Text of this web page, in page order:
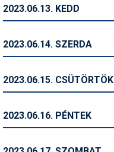
Sífelszerelés
Símánia
Síszerviz
2023.06.13. KEDD
2023.06.14. SZERDA
2023.06.15. CSÜTÖRTÖK
2023.06.16. PÉNTEK